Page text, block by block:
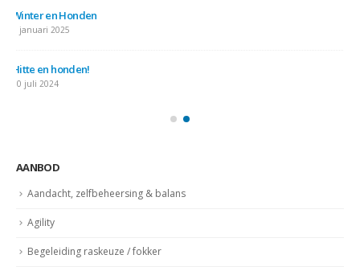
Winter en Honden
7 januari 2025
Hitte en honden!
10 juli 2024
AANBOD
Aandacht, zelfbeheersing & balans
Agility
Begeleiding raskeuze / fokker